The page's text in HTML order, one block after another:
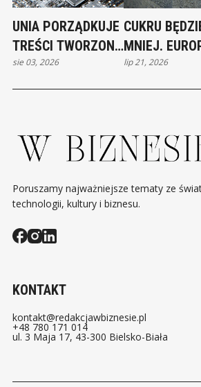
UNIA PORZĄDKUJE
TREŚCI TWORZONE
PRZEZ AI. NOWE
OBOWIĄZKI OD 2
sie 03, 2026
CUKRU
MNIEJ.
WCHODZI W
TRUDNY
lip 21, 2026
Poruszamy najważniejsze tematy ze
technologii, kultury i biznesu.
KONTAKT
kontakt@redakcjawbiznesie.pl
+48 780 171 014
ul. 3 Maja 17, 43-300 Bielsko-Biała